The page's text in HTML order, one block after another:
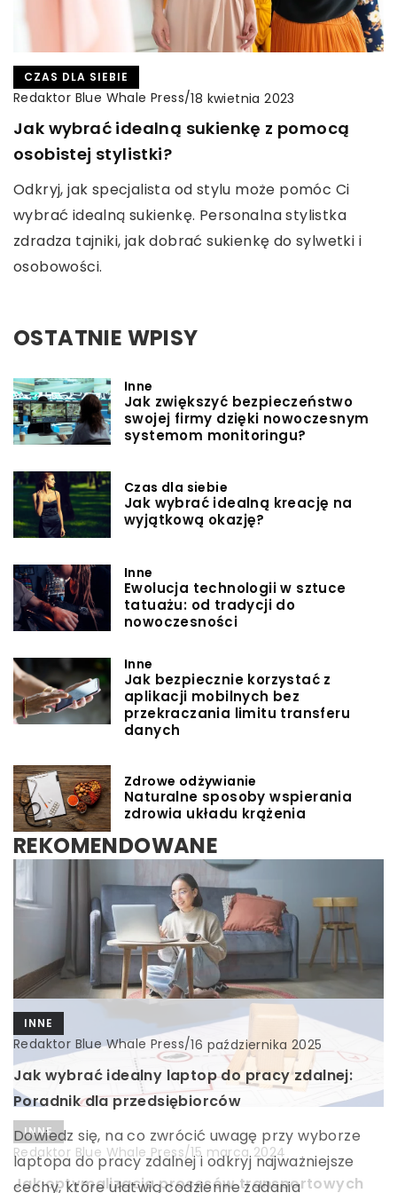
CZAS DLA SIEBIE
Redaktor Blue Whale Press/18 kwietnia 2023
Jak wybrać idealną sukienkę z pomocą
osobistej stylistki?
Odkryj, jak specjalista od stylu może pomóc Ci
wybrać idealną sukienkę. Personalna stylistka
zdradza tajniki, jak dobrać sukienkę do sylwetki i
osobowości.
OSTATNIE WPISY
Inne
Jak zwiększyć bezpieczeństwo
swojej firmy dzięki nowoczesnym
systemom monitoringu?
Czas dla siebie
Jak wybrać idealną kreację na
wyjątkową okazję?
Inne
Ewolucja technologii w sztuce
tatuażu: od tradycji do
nowoczesności
Inne
Jak bezpiecznie korzystać z
aplikacji mobilnych bez
przekraczania limitu transferu
danych
Zdrowe odżywianie
Naturalne sposoby wspierania
zdrowia układu krążenia
REKOMENDOWANE
RUCH
Redaktor Blue Whale Press/7 grudnia 2024
Odkryj przyjemność z frisbee: dynamiczna
INNE
Redaktor Blue Whale Press/15 marca 2024
Jak optymalizacja procesów transportowych
INNE
Redaktor Blue Whale Press/16 października 2025
Jak wybrać idealny laptop do pracy zdalnej:
Poradnik dla przedsiębiorców
Dowiedz się, na co zwrócić uwagę przy wyborze
laptopa do pracy zdalnej i odkryj najważniejsze
cechy, które ułatwią codzienne zadania